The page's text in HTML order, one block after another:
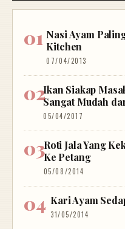
Nasi Ayam
Kitchen
07/04/2013
Ikan Siakap
Sangat Mudah
05/04/2017
Roti Jala Yang
Ke Petang
05/08/2014
Kari Ayam
31/05/2014